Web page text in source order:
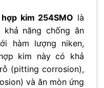
hợp kim 254SMO là
năng chống ăn
hàm lượng niken,
kim này có khả
(pitting corrosion),
và ăn mòn ứng